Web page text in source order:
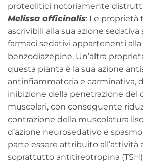
proteolitici notoriamente
Melissa officinalis: Le proprietà
ascrivibili alla sua azione
farmaci sedativi appartenenti alla
benzodiazepine. Un’altra
questa pianta è la sua azione
antinfiammatoria e carminativa,
inibizione della penetrazione del
muscolari, con conseguente
contrazione della muscolatura
d’azione neurosedativo e
parte essere attribuito all’attività
soprattutto antitireotropina (TSH).